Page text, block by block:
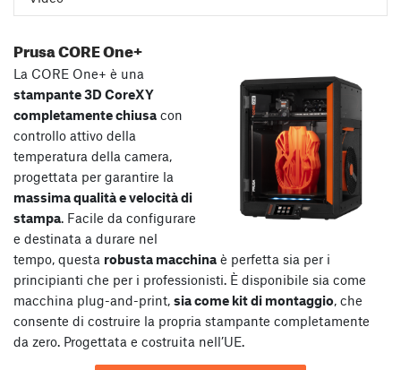
Prusa CORE One+
La CORE One+ è una
stampante 3D CoreXY
completamente chiusa con
controllo attivo della
temperatura della camera,
progettata per garantire la
massima qualità e velocità di
stampa. Facile da configurare
e destinata a durare nel
tempo, questa robusta macchina è perfetta sia per i
principianti che per i professionisti. È disponibile sia come
macchina plug-and-print, sia come kit di montaggio, che
consente di costruire la propria stampante completamente
da zero. Progettata e costruita nell’UE.